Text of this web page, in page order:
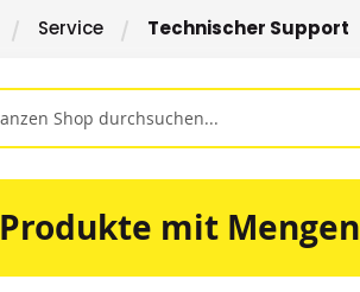
Service Technischer Support
Produkte mit